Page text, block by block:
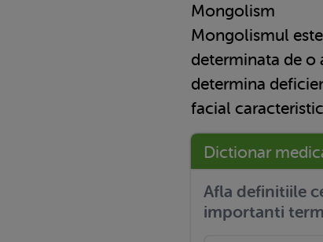
Mongolism
Mongolismul
determinata de
determina
facial
Dictionar
Afla definitiile
importanti